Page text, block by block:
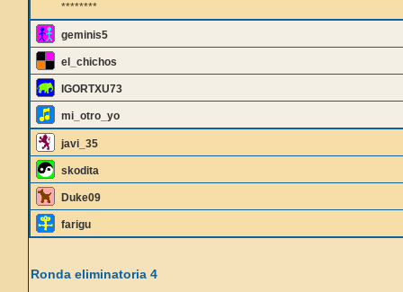
********
geminis5
el_chichos
IGORTXU73
mi_otro_yo
javi_35
skodita
Duke09
farigu
Ronda eliminatoria 4